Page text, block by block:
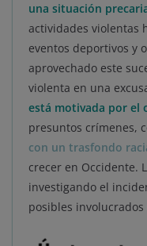
una situación
actividades violentas
eventos deportivos y
aprovechado este
violenta en una
está motivada por el
presuntos crímenes,
con un trasfondo
crecer en Occidente.
investigando el
posibles